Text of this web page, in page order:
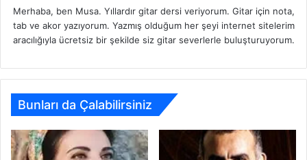
Merhaba, ben Musa. Yıllardır gitar dersi veriyorum. Gitar için nota,
tab ve akor yazıyorum. Yazmış olduğum her şeyi internet sitelerim
aracılığıyla ücretsiz bir şekilde siz gitar severlerle buluşturuyorum.
Bunları da Çalabilirsiniz